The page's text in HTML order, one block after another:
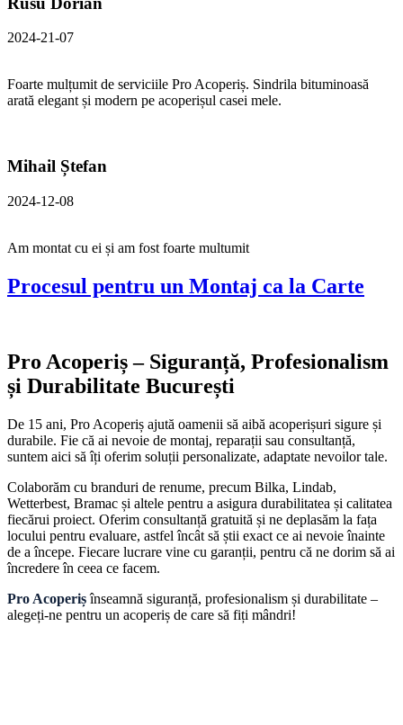
2024-21-07
Foarte mulțumit de serviciile Pro Acoperiș. Sindrila bituminoasă
arată elegant și modern pe acoperișul casei mele.
Mihail Ștefan
2024-12-08
Am montat cu ei și am fost foarte multumit
Procesul pentru un Montaj ca la Carte
Pro Acoperiș – Siguranță, Profesionalism
și Durabilitate București
De 15 ani, Pro Acoperiș ajută oamenii să aibă acoperișuri sigure și
durabile. Fie că ai nevoie de montaj, reparații sau consultanță,
suntem aici să îți oferim soluții personalizate, adaptate nevoilor tale.
Colaborăm cu branduri de renume, precum Bilka, Lindab,
Wetterbest, Bramac și altele pentru a asigura durabilitatea și calitatea
fiecărui proiect. Oferim consultanță gratuită și ne deplasăm la fața
locului pentru evaluare, astfel încât să știi exact ce ai nevoie înainte
de a începe. Fiecare lucrare vine cu garanții, pentru că ne dorim să ai
încredere în ceea ce facem.
Pro Acoperișînseamnă siguranță, profesionalism și durabilitate –
alegeți-ne pentru un acoperiș de care să fiți mândri!